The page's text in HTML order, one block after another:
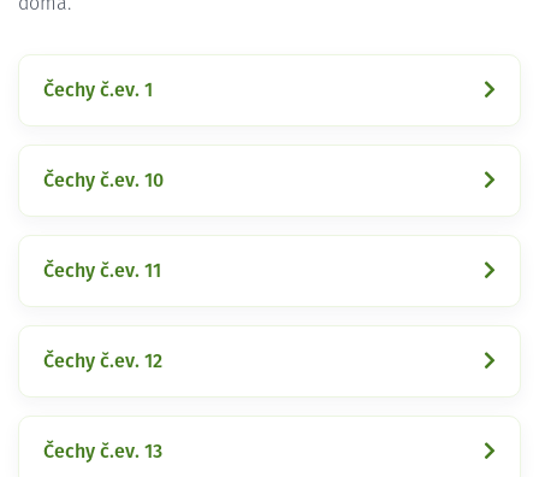
Čechy č.ev. 1
Čechy č.ev. 10
Čechy č.ev. 11
Čechy č.ev. 12
Čechy č.ev. 13